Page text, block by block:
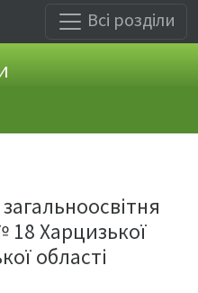
Всі розділи
18 Харцизької
області